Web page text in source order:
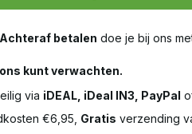
Achteraf betalen doe je bij ons
kunt verwachten.
via iDEAL, iDeal IN3, PayPal
€6,95, Gratis verzending